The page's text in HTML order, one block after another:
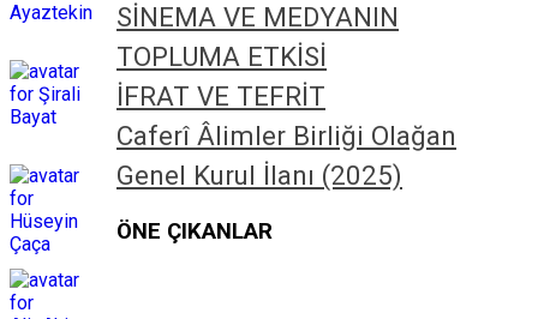
SİNEMA VE MEDYANIN
TOPLUMA ETKİSİ
İFRAT VE TEFRİT
Caferî Âlimler Birliği Olağan
Genel Kurul İlanı (2025)
ÖNE ÇIKANLAR